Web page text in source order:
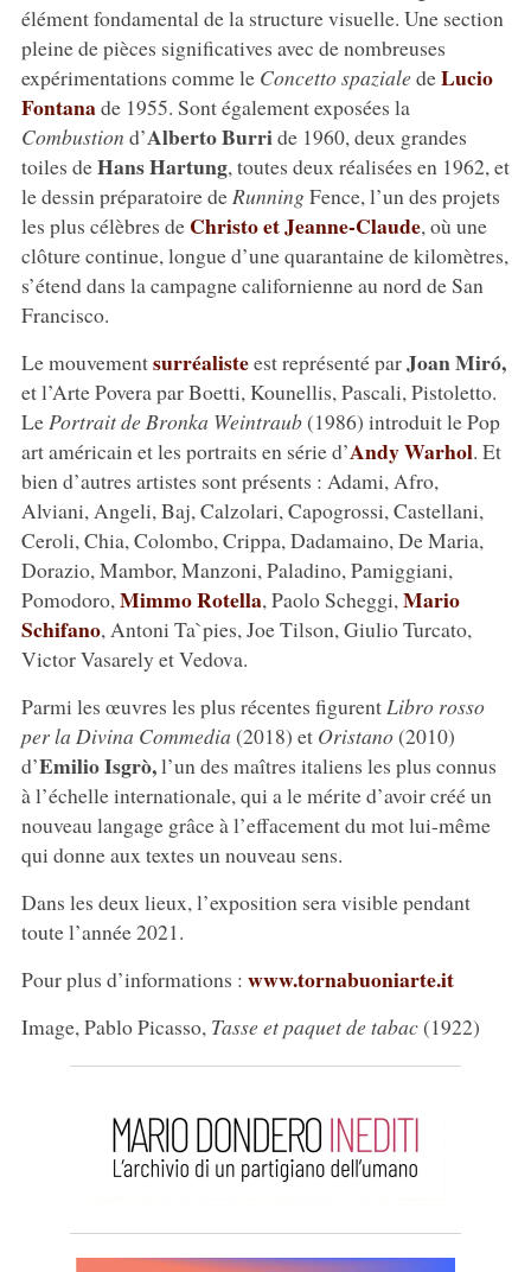
élément fondamental de la structure visuelle. Une section
pleine de pièces significatives avec de nombreuses
expérimentations comme le Concetto spazialedeLucio
Fontanade 1955. Sont également exposées la
Combustion d’Alberto Burride 1960, deux grandes
toiles deHans Hartung, toutes deux réalisées en 1962, et
le dessin préparatoire de RunningFence, l’un des projets
les plus célèbres de Christo et Jeanne-Claude, où une
clôture continue, longue d’une quarantaine de kilomètres,
s’étend dans la campagne californienne au nord de San
Francisco.
Le mouvementsurréalisteest représenté parJoan Miró,
et l’Arte Povera par Boetti, Kounellis, Pascali, Pistoletto.
Le Portrait de Bronka Weintraub(1986) introduit le Pop
art américain et les portraits en série d’Andy Warhol. Et
bien d’autres artistes sont présents : Adami, Afro,
Alviani, Angeli, Baj, Calzolari, Capogrossi, Castellani,
Ceroli, Chia, Colombo, Crippa, Dadamaino, De Maria,
Dorazio, Mambor, Manzoni, Paladino, Pamiggiani,
Pomodoro, Mimmo Rotella, Paolo Scheggi, Mario
Schifano, Antoni Ta`pies, Joe Tilson, Giulio Turcato,
Victor Vasarely et Vedova.
Parmi les œuvres les plus récentes figurentLibro rosso
per la Divina Commedia (2018) et Oristano(2010)
d’Emilio Isgrò,l’un des maîtres italiens les plus connus
à l’échelle internationale, qui a le mérite d’avoir créé un
nouveau langage grâce à l’effacement du mot lui-même
qui donne aux textes un nouveau sens.
Dans les deux lieux, l’exposition sera visible pendant
toute l’année 2021.
Pour plus d’informations : www.tornabuoniarte.it
Image, Pablo Picasso, Tasse et paquet de tabac(1922)